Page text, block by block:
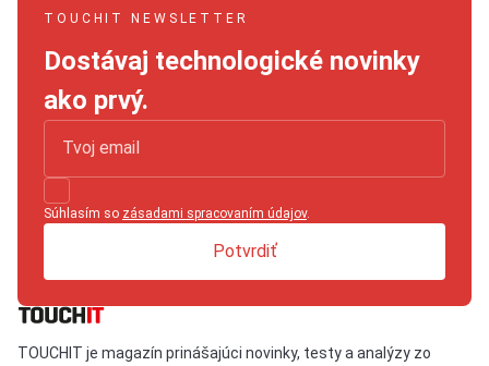
TOUCHIT NEWSLETTER
Dostávaj technologické novinky
ako prvý.
Súhlasím so zásadami spracovaním údajov.
Potvrdiť
TOUCHIT je magazín prinášajúci novinky, testy a analýzy zo